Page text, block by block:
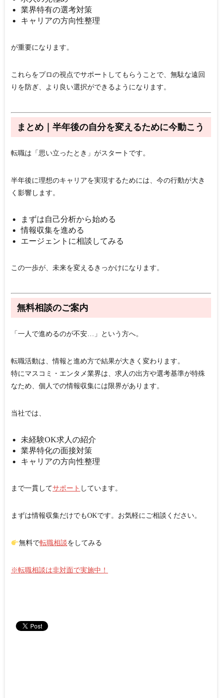
業界特有の選考対策
キャリアの方向性整理
が重要になります。
これらをプロの視点でサポートしてもらうことで、無駄な遠回
りを防ぎ、より良い選択ができるようになります。
まとめ｜半年後の自分を変えるために今動こう
転職は「思い立ったとき」がスタートです。
半年後に理想のキャリアを実現するためには、今の行動が大き
く影響します。
まずは自己分析から始める
情報収集を進める
エージェントに相談してみる
この一歩が、未来を変えるきっかけになります。
無料相談のご案内
「一人で進めるのが不安…」という方へ。
転職活動は、情報と進め方で結果が大きく変わります。
特にマスコミ・エンタメ業界は、求人の出方や選考基準が特殊
なため、個人での情報収集には限界があります。
当社では、
未経験OK求人の紹介
業界特化の面接対策
キャリアの方向性整理
まで一貫してサポート しています。
まずは情報収集だけでもOKです。お気軽にご相談ください。
無料で転職相談をしてみる
※転職相談は非対面で実施中！